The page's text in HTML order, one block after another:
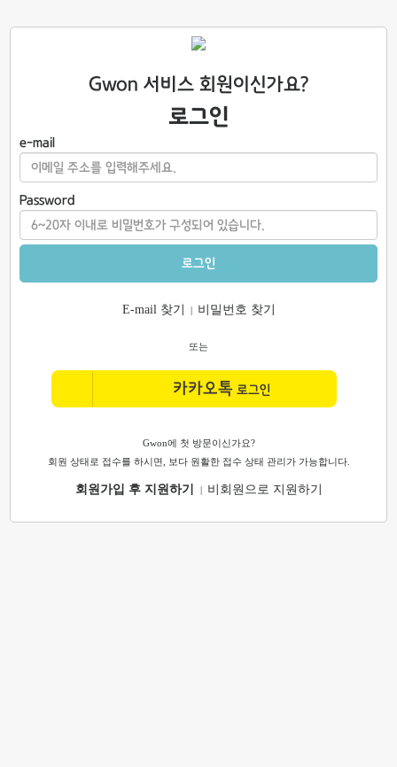
Gwon 서비스 회원이신가요?
로그인
e-mail
Password
로그인
E-mail 찾기 | 비밀번호 찾기
또는
카카오톡 로그인
Gwon에 첫 방문이신가요?
회원 상태로 접수를 하시면, 보다 원활한 접수 상태 관리가 가능합니다.
회원가입 후 지원하기 | 비회원으로 지원하기